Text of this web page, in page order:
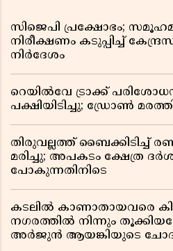
സിജെപി പ്രക്ഷോഭം;
നിരീക്ഷണം കടുപ്പിച്ച്
നിർദേശം
റെയിൽവേ ട്രാക്ക്
പക്ഷിയിടിച്ചു; ഡ്രോൺ
തിരുവല്ലത്ത് ബൈക്കിടിച്ച്
മരിച്ചു; അപകടം ക്ഷേത്ര
പോകുന്നതിനിടെ
കടലിൽ കാണാതായവരെ
നഗരത്തിൽ നിന്നും
അർജുൻ ആയങ്കിയുടെ